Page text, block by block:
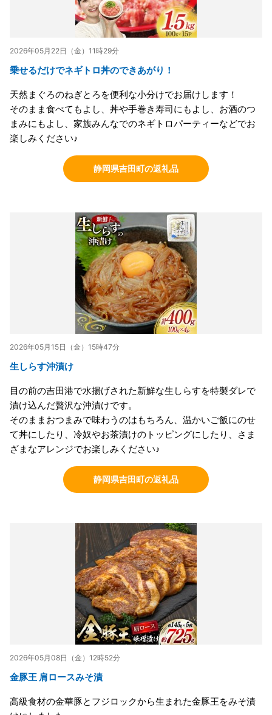
2026年05月22日（金）11時29分
乗せるだけでネギトロ丼のできあがり！
天然まぐろのねぎとろを便利な小分けでお届けします！
そのまま食べてもよし、丼や手巻き寿司にもよし、お酒のつ
まみにもよし、家族みんなでのネギトロパーティーなどでお
楽しみください♪
静岡県吉田町の返礼品
2026年05月15日（金）15時47分
生しらす沖漬け
目の前の吉田港で水揚げされた新鮮な生しらすを特製ダレで
漬け込んだ贅沢な沖漬けです。
そのままおつまみで味わうのはもちろん、温かいご飯にのせ
て丼にしたり、冷奴やお茶漬けのトッピングにしたり、さま
ざまなアレンジでお楽しみください♪
静岡県吉田町の返礼品
2026年05月08日（金）12時52分
金豚王 肩ロースみそ漬
高級食材の金華豚とフジロックから生まれた金豚王をみそ漬